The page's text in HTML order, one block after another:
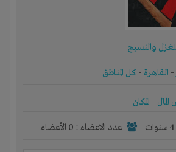
والنسيج
- القاهرة - كل المناطق
- المكان
عدد الاعضاء : 0 الأعضاء